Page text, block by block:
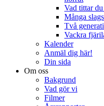
Vad tittar du
Många
Två
Vackra
Kalender
Anmäl dig här!
Din sida
Om oss
Bakgrund
Vad gör vi
Filmer